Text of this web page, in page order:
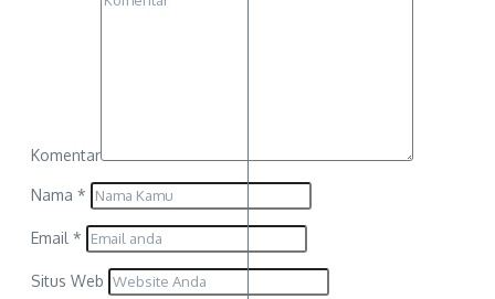
Komentar
Nama *
Email *
Situs Web